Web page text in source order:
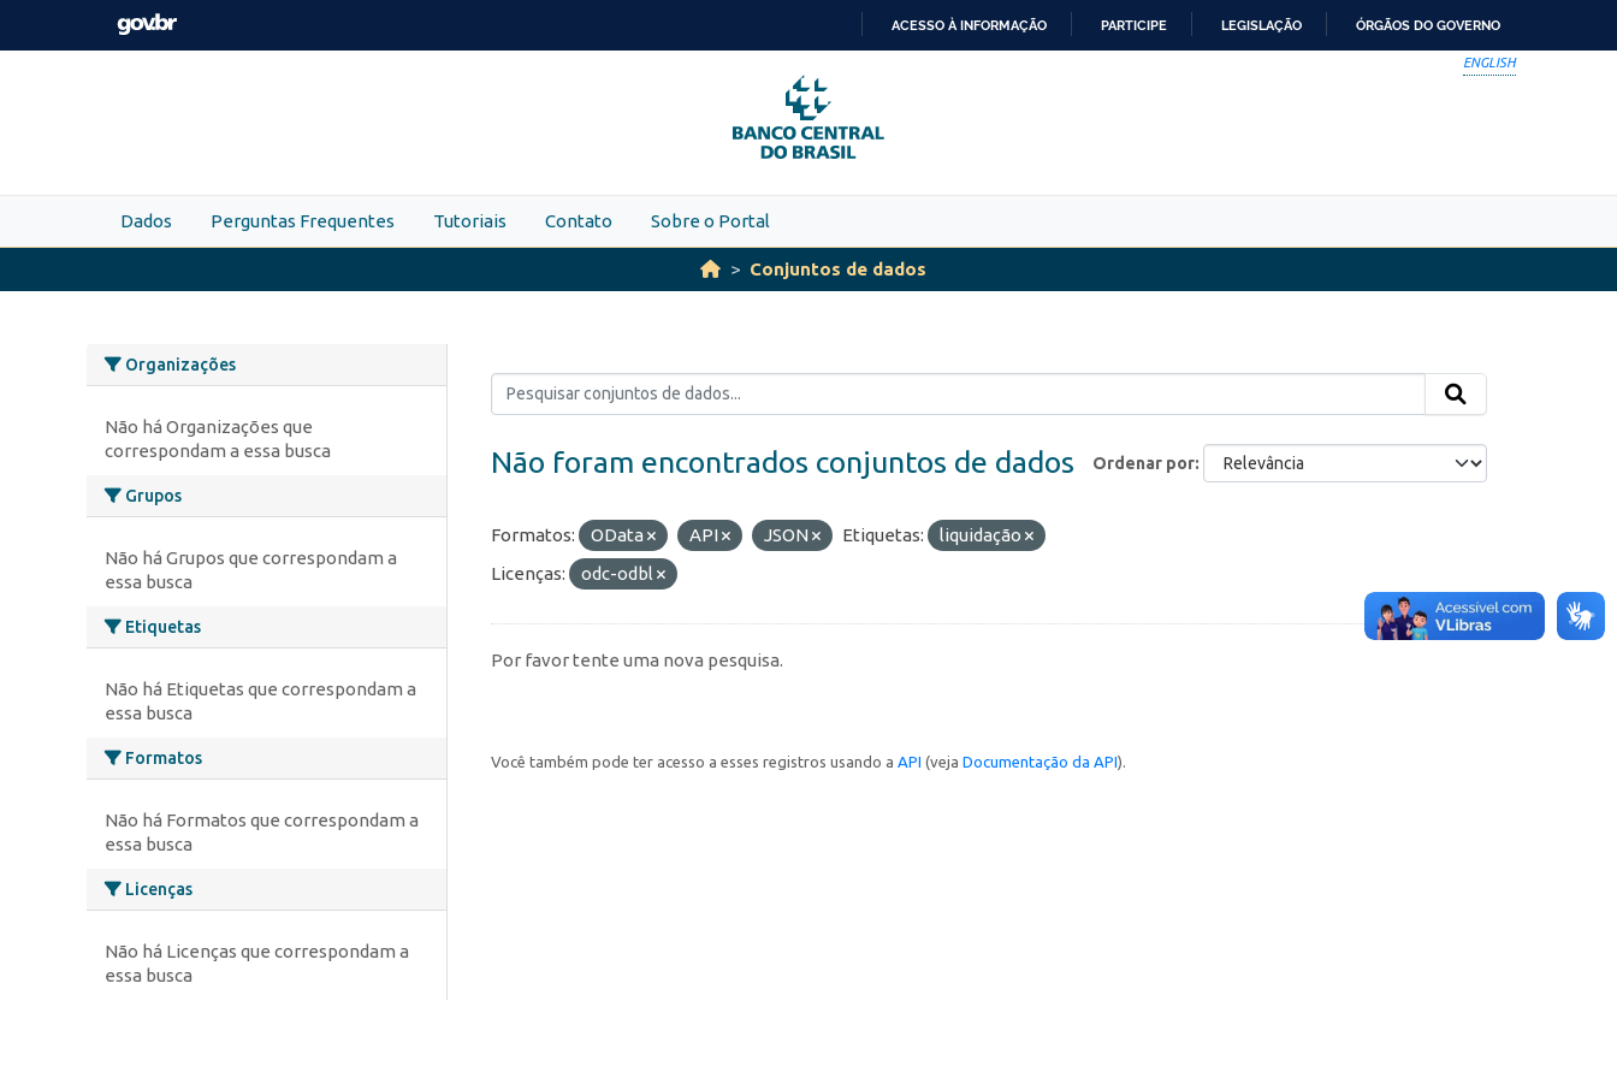
Skip to main content
PARA
O
CONTEÚDO
ACESSO À INFORMAÇÃO PARTICIPE LEGISLAÇÃO ÓRGÃOS DO GOVERNO
ENGLISH
Dados Perguntas Frequentes Tutoriais Contato Sobre o Portal
Conjuntos de dados
Organizações
Não há Organizações que
correspondam a essa busca
Grupos
Não há Grupos que correspondam a
essa busca
Etiquetas
Não há Etiquetas que correspondam a
essa busca
Formatos
Não há Formatos que correspondam a
essa busca
Licenças
Não há Licenças que correspondam a
essa busca
Ordenar por
Não foram encontrados conjuntos de dados
Formatos: OData API JSON Etiquetas:
liquidação
Licenças:
odc-odbl
Por favor tente uma nova pesquisa.
Você também pode ter acesso a esses registros usando a API (veja Documentação da API).